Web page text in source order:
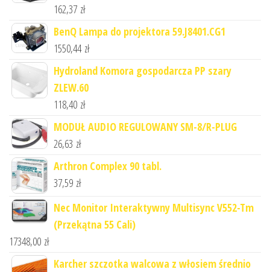
162,37 zł
BenQ Lampa do projektora 59.J8401.CG1
1550,44 zł
Hydroland Komora gospodarcza PP szary
ZLEW.60
118,40 zł
MODUŁ AUDIO REGULOWANY SM-8/R-PLUG
26,63 zł
Arthron Complex 90 tabl.
37,59 zł
Nec Monitor Interaktywny Multisync V552-Tm
(Przekątna 55 Cali)
17348,00 zł
Karcher szczotka walcowa z włosiem średnio